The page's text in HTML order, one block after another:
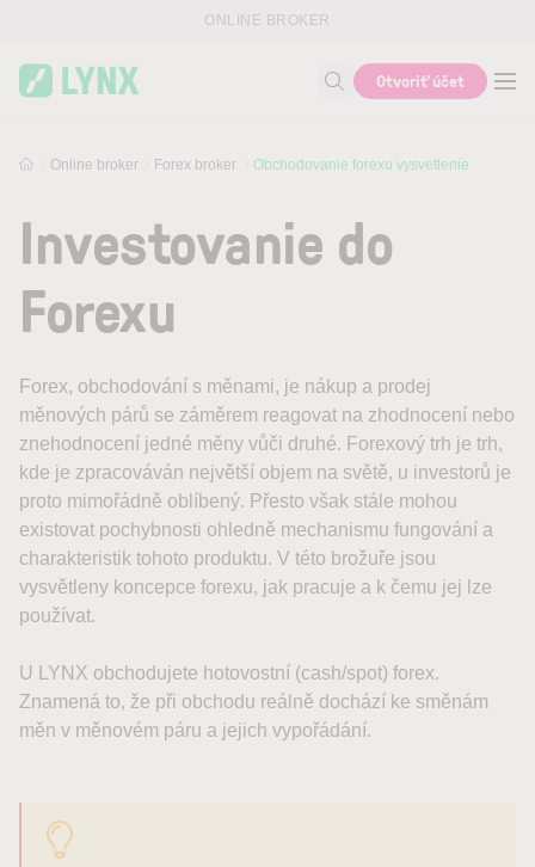
ONLINE BROKER
VyhľadaťOtvoriť účet
Online broker Forex broker Obchodovanie forexu vysvetlenie
Investovanie do
Forexu
Forex, obchodování s měnami, je nákup a prodej
měnových párů se záměrem reagovat na zhodnocení nebo
znehodnocení jedné měny vůči druhé. Forexový trh je trh,
kde je zpracováván největší objem na světě, u investorů je
proto mimořádně oblíbený. Přesto však stále mohou
existovat pochybnosti ohledně mechanismu fungování a
charakteristik tohoto produktu. V této brožuře jsou
vysvětleny koncepce forexu, jak pracuje a k čemu jej lze
používat.
U LYNX obchodujete hotovostní (cash/spot) forex.
Znamená to, že při obchodu reálně dochází ke směnám
měn v měnovém páru a jejich vypořádání.